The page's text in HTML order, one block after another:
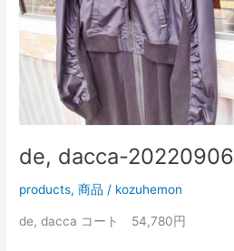
de, dacca-20220906
products,商品 / kozuhemon
de, dacca コート 54,780円